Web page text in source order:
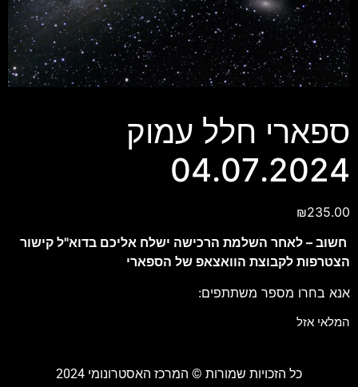
ספארי חלל עמוק
04.07.2024
₪235.00
חשוב – לאחר השלמת הרכישה ישלח אליכם בדוא"ל קישור
הצטרפות לקבוצת הוואצאפ של הספארי
אנא בחרו מספר משתתפים:
המלאי אזל
כל הזכויות שמורות ©️ המרכז האסטרונומי 2024